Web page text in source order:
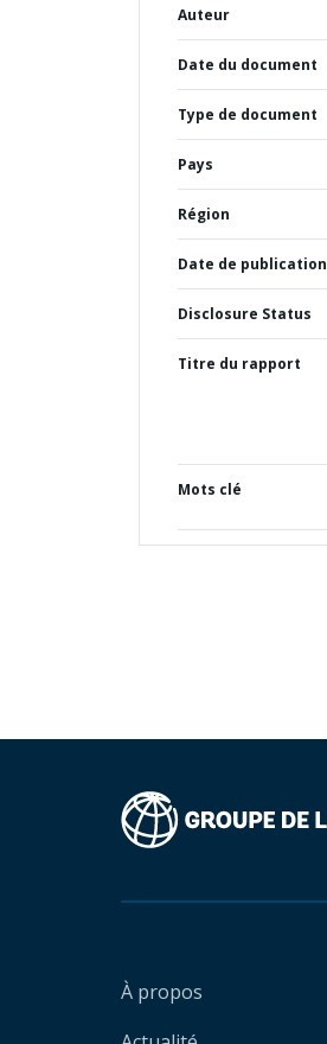
Auteur
Date du document
Type de document
Pays
Région
Date de publication
Disclosure Status
Titre du rapport
Mots clé
À propos